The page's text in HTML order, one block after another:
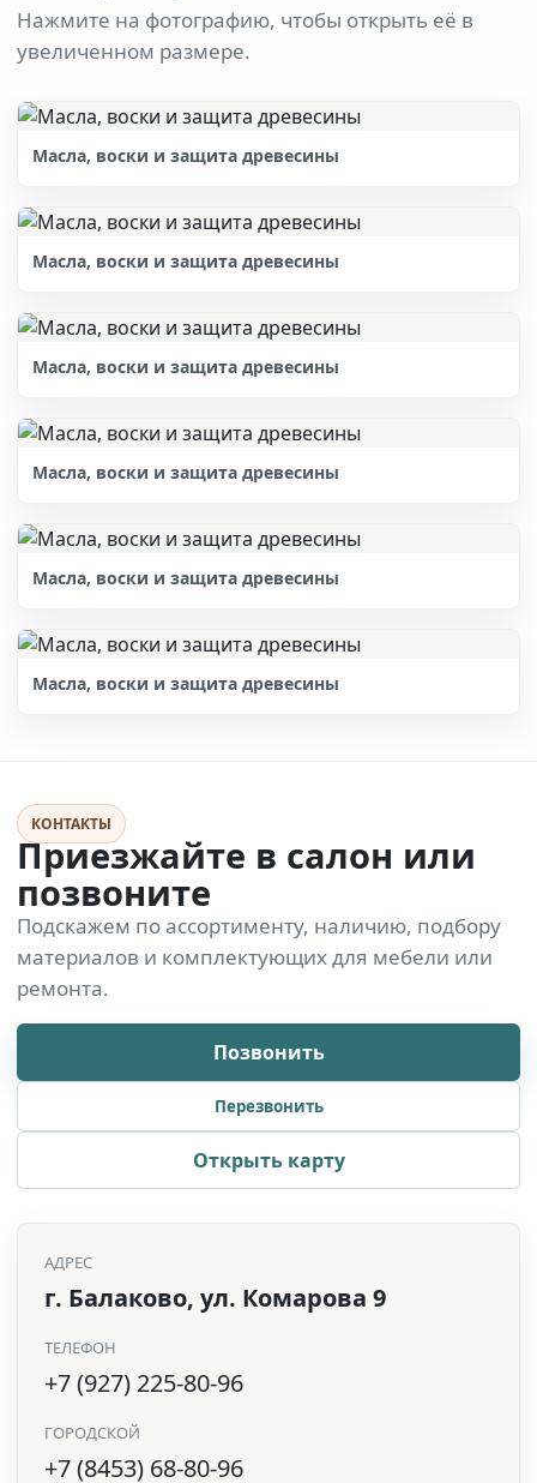
Нажмите на фотографию, чтобы открыть её в
увеличенном размере.
Масла, воски и защита древесины
Масла, воски и защита древесины
Масла, воски и защита древесины
Масла, воски и защита древесины
Масла, воски и защита древесины
Масла, воски и защита древесины
КОНТАКТЫ
Приезжайте в салон или
позвоните
Подскажем по ассортименту, наличию, подбору
материалов и комплектующих для мебели или
ремонта.
Позвонить
Перезвонить
Открыть карту
АДРЕС
г. Балаково, ул. Комарова 9
ТЕЛЕФОН
+7 (927) 225-80-96
ГОРОДСКОЙ
+7 (8453) 68-80-96